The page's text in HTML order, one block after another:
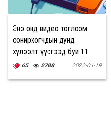
Энэ онд видео тоглоом
сонирхогчдын дунд
хүлээлт үүсгээд буй 11
тоглоом
65 2788 2022-01-19